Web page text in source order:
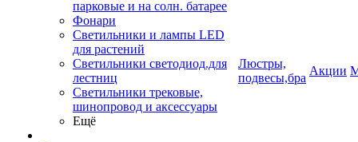
парковые и на солн. батарее
Фонари
Светильники и лампы LED
для растений
Светильники светодиод.для
лестниц
Светильники трековые,
шинопровод и аксессуары
Ещё
Люстры,
подвесы,бра
Акции